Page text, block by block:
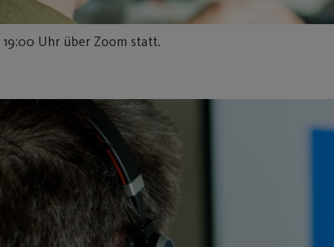
19:00 Uhr über Zoom statt.